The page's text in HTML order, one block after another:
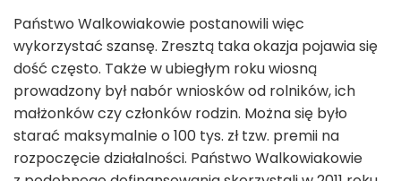
Państwo Walkowiakowie postanowili więc
wykorzystać szansę. Zresztą taka okazja pojawia się
dość często. Także w ubiegłym roku wiosną
prowadzony był nabór wniosków od rolników, ich
małżonków czy członków rodzin. Można się było
starać maksymalnie o 100 tys. zł tzw. premii na
rozpoczęcie działalności. Państwo Walkowiakowie